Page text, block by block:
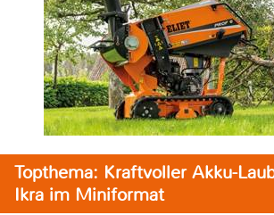
Topthema: Kraftvoller Akku-
Ikra im Miniformat